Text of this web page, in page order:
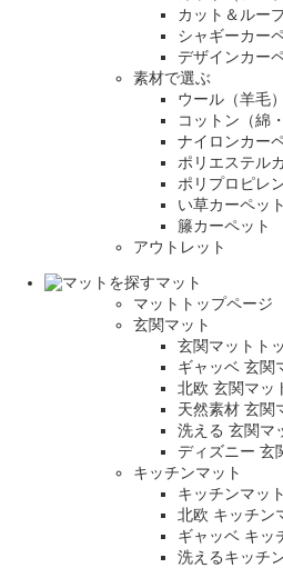
カット＆ルー
シャギーカー
デザインカー
素材で選ぶ
ウール（羊毛
コットン（綿
ナイロンカー
ポリエステル
ポリプロピレ
い草カーペット
籐カーペット
アウトレット
マット
マットトップページ
玄関マット
玄関マットト
ギャッベ 玄関
北欧 玄関マッ
天然素材 玄関
洗える 玄関マ
ディズニー 玄
キッチンマット
キッチンマッ
北欧 キッチン
ギャッベ キッ
洗えるキッチ